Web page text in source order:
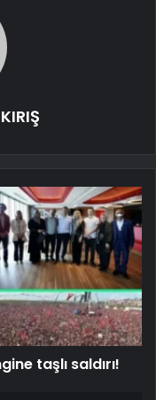
taşlı saldırı!